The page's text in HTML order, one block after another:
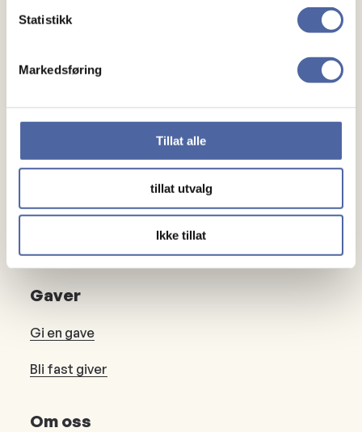
Statistikk
Markedsføring
Tillat alle
tillat utvalg
Ikke tillat
Om MS
Om MS
Noen å snakke med
Gaver
Gi en gave
Bli fast giver
Om oss